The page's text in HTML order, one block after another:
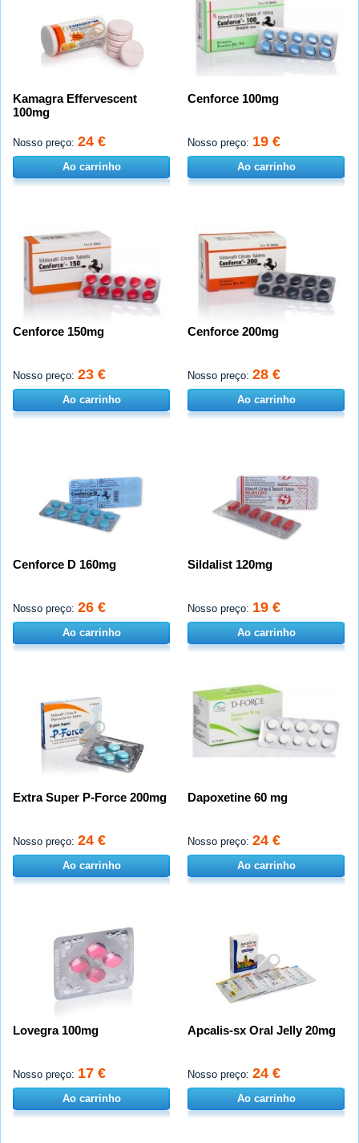
Kamagra Effervescent
100mg
Nosso preço: 24 €
Ao carrinho
Cenforce 100mg
Nosso preço: 19 €
Ao carrinho
Cenforce 150mg
Nosso preço: 23 €
Ao carrinho
Cenforce 200mg
Nosso preço: 28 €
Ao carrinho
Cenforce D 160mg
Nosso preço: 26 €
Ao carrinho
Sildalist 120mg
Nosso preço: 19 €
Ao carrinho
Extra Super P-Force 200mg
Nosso preço: 24 €
Ao carrinho
Dapoxetine 60 mg
Nosso preço: 24 €
Ao carrinho
Lovegra 100mg
Nosso preço: 17 €
Ao carrinho
Apcalis-sx Oral Jelly 20mg
Nosso preço: 24 €
Ao carrinho